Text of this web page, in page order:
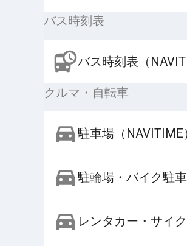
バス時刻表
バス時刻表（
クルマ・自転車
駐車場（NAVITIME
駐輪場・バイク駐
レンタカー・サイ